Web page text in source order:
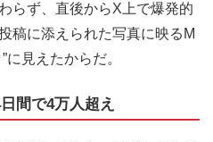
らず、直後からX上で爆発的
稿に添えられた写真に映るM
に見えたからだ。
間で4万人超え